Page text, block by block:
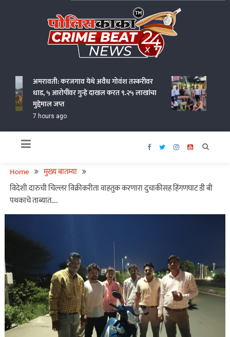
अमरावती: करजगाव येथे अवैध गोवंश तस्करीवर
धाड, ५ आरोपींवर गुन्हे दाखल करत ९.२५ लाखांचा
मुद्देमाल जप्त
7 hours ago
जालना
Home
मुख्य बातम्या
विदेशी दारुची चिल्लर विक्रीकरीता वाहतुक करणारा दुचाकीसह हिंगणघाट डी बी
पथकाचे ताब्यात….